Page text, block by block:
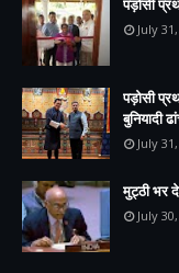
पड़ोसी
July
पड़ोसी
बुनियादी
July
मुट्ठी भर
July